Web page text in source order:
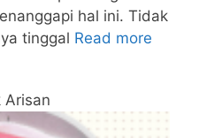
hal ini. Tidak
tinggal Read more
Arisan